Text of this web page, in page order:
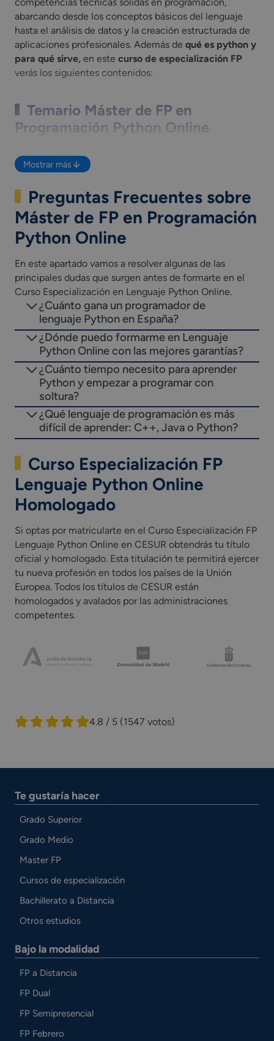
abarcando desde los conceptos básicos del lenguaje
hasta el análisis de datos y la creación estructurada de
aplicaciones profesionales. Además de qué es python y
para qué sirve, en este curso de especialización FP
verás los siguientes contenidos:
Temario Máster de FP en
Programación Python Online
Configuración de herramientas, comprensión del
Estructuras de control y lógica de programación
Uso de condicionales, bucles y control de flujo para
crear programas eficientes.
Programación orientada a objetos (POO)
desarrollar aplicaciones escalables.
Análisis y tratamiento de datos con Python:
Manipulación, procesamiento e interpretación de
datos mediante librerías especializadas.
*Incluye una Fase de Formación en Empresa (FFE) u
organismo equiparado como parte integrada del
currículo del curso de especialización.
*Las asignaturas presentes en el plan de estudios
pueden variar según la comunidad autónoma.
Mostrar más
Preguntas Frecuentes sobre
Máster de FP en Programación
Python Online
En este apartado vamos a resolver algunas de las
principales dudas que surgen antes de formarte en el
Curso Especialización en Lenguaje Python Online.
¿Cuánto gana un programador de
lenguaje Python en España?
¿Dónde puedo formarme en Lenguaje
Python Online con las mejores garantías?
¿Cuánto tiempo necesito para aprender
Python y empezar a programar con
soltura?
¿Qué lenguaje de programación es más
difícil de aprender: C++, Java o Python?
Curso Especialización FP
Lenguaje Python Online
Homologado
Si optas por matricularte en el Curso Especialización FP
Lenguaje Python Online en CESUR obtendrás tu título
oficial y homologado. Esta titulación te permitirá ejercer
tu nueva profesión en todos los países de la Unión
Europea. Todos los títulos de CESUR están
homologados y avalados por las administraciones
competentes.
4.8 / 5 (1547 votos)
Te gustaría hacer
Grado Superior
Grado Medio
Master FP
Cursos de especialización
Bachillerato a Distancia
Otros estudios
Bajo la modalidad
FP a Distancia
FP Dual
FP Semipresencial
FP Febrero